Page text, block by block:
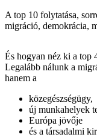
A top 10 folytatása,
migráció, demokrácia,
És hogyan néz ki a top
Legalább nálunk a
hanem a
közegészségügy,
új munkahelyek
Európa jövője
és a társadalmi